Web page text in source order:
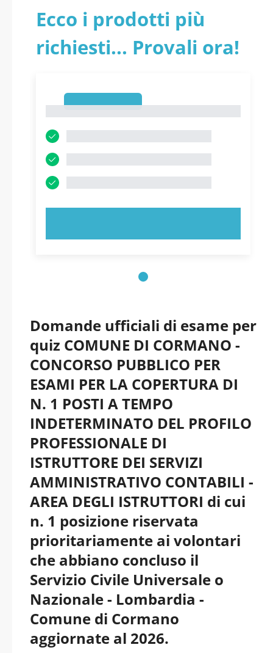
Ecco i prodotti più
richiesti... Provali ora!
Domande ufficiali di esame per
quiz COMUNE DI CORMANO -
CONCORSO PUBBLICO PER
ESAMI PER LA COPERTURA DI
N. 1 POSTI A TEMPO
INDETERMINATO DEL PROFILO
PROFESSIONALE DI
ISTRUTTORE DEI SERVIZI
AMMINISTRATIVO CONTABILI -
AREA DEGLI ISTRUTTORI di cui
n. 1 posizione riservata
prioritariamente ai volontari
che abbiano concluso il
Servizio Civile Universale o
Nazionale - Lombardia -
Comune di Cormano
aggiornate al 2026.